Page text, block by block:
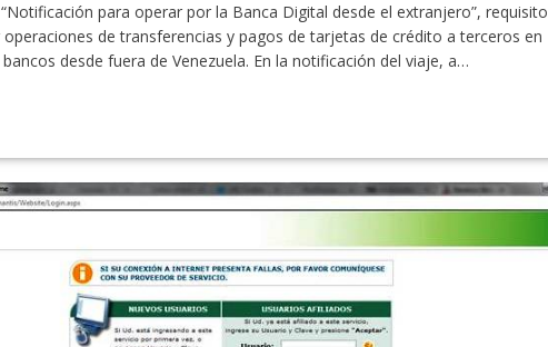
para operar por la Banca Digital desde el extranjero”, requisito
de transferencias y pagos de tarjetas de crédito a terceros en
desde fuera de Venezuela. En la notificación del viaje, a…